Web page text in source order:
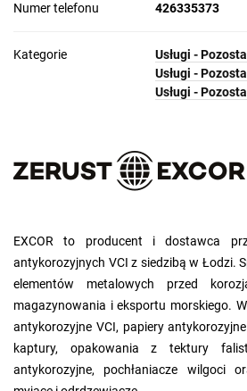
Numer telefonu 426335373
Kategorie
Usługi -
Usługi -
Usługi -
EXCOR to producent i dostawca
antykorozyjnych VCI z siedzibą w Łodzi.
elementów metalowych przed
magazynowania i eksportu morskiego.
antykorozyjne VCI, papiery
kaptury, opakowania z tektury
antykorozyjne, pochłaniacze wilgoci